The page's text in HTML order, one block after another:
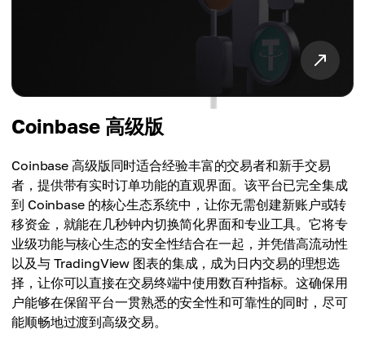
Coinbase 高级版
Coinbase 高级版同时适合经验丰富的交易者和新手交易
者，提供带有实时订单功能的直观界面。该平台已完全集成
到 Coinbase 的核心生态系统中，让你无需创建新账户或转
移资金，就能在几秒钟内切换简化界面和专业工具。它将专
业级功能与核心生态的安全性结合在一起，并凭借高流动性
以及与 TradingView 图表的集成，成为日内交易的理想选
择，让你可以直接在交易终端中使用数百种指标。这确保用
户能够在保留平台一贯熟悉的安全性和可靠性的同时，尽可
能顺畅地过渡到高级交易。